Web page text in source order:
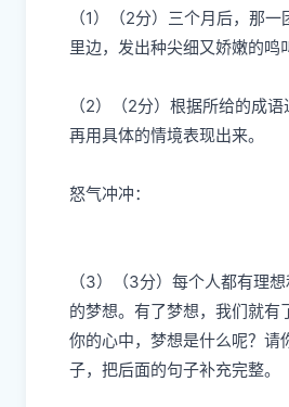
（1）（2分）三个月后，那
里边，发出种尖细又娇嫩的鸣
（2）（2分）根据所给的成语
再用具体的情境表现出来。
怒气冲冲：
（3）（3分）每个人都有理
的梦想。有了梦想，我们就有
你的心中，梦想是什么呢？请
子，把后面的句子补充完整。